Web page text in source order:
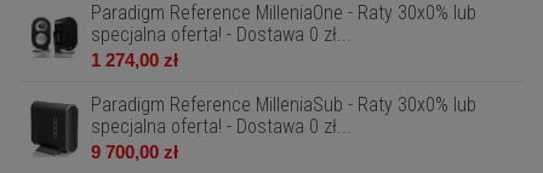
Paradigm Reference MilleniaOne - Raty 30x0% lub
specjalna oferta! - Dostawa 0 zł...
1 274,00 zł
Paradigm Reference MilleniaSub - Raty 30x0% lub
specjalna oferta! - Dostawa 0 zł...
9 700,00 zł